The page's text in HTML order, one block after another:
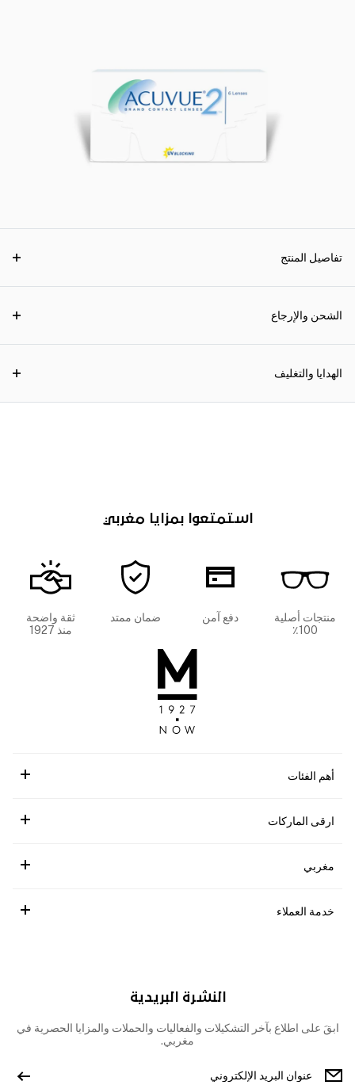
تفاصيل المنتج
الشحن والإرجاع
الهدايا والتغليف
استمتعوا بمزايا مغربي
منتجات أصلية
100٪
دفع آمن ضمان ممتد
ثقة واضحة
منذ 1927
أهم الفئات
ارقى الماركات
مغربي
خدمة العملاء
النشرة البريدية
ابقَ على اطلاع بآخر التشكيلات والفعاليات والحملات والمزايا الحصرية في
مغربي.